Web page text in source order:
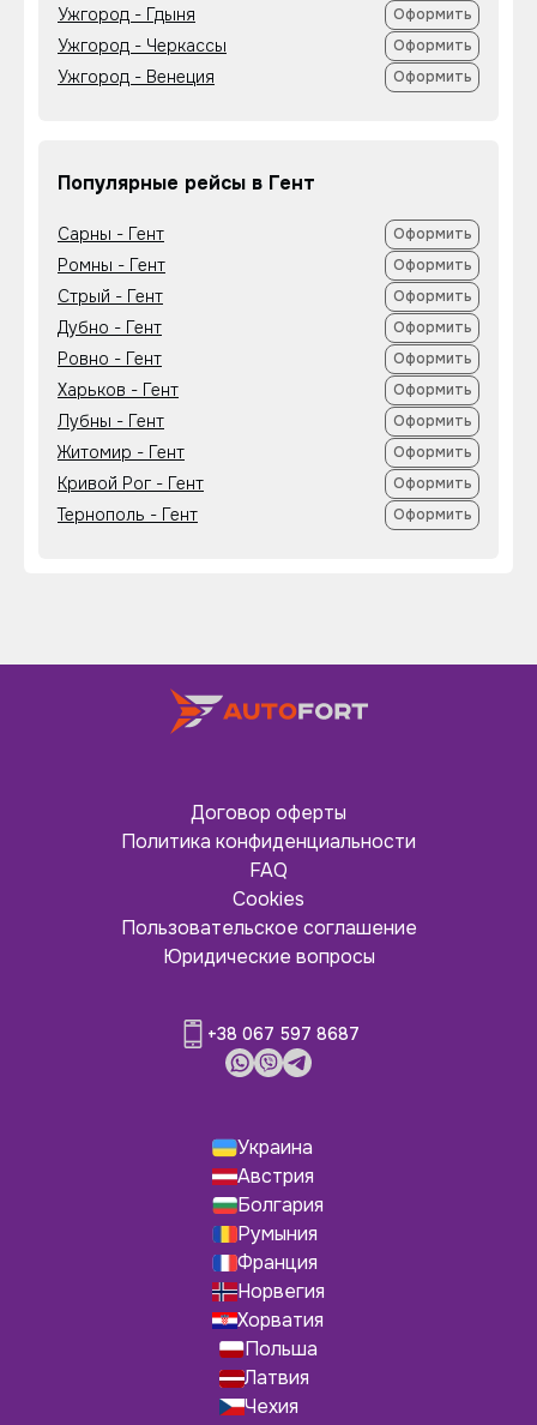
Ужгород - Гдыня Оформить
Ужгород - Черкассы Оформить
Ужгород - Венеция Оформить
Популярные рейсы в Гент
Сарны - Гент Оформить
Ромны - Гент Оформить
Стрый - Гент Оформить
Дубно - Гент Оформить
Ровно - Гент Оформить
Харьков - Гент Оформить
Лубны - Гент Оформить
Житомир - Гент Оформить
Кривой Рог - Гент Оформить
Тернополь - Гент Оформить
Договор оферты
Политика конфиденциальности
FAQ
Cookies
Пользовательское соглашение
Юридические вопросы
+38 067 597 8687
Украина
Австрия
Болгария
Румыния
Франция
Норвегия
Хорватия
Польша
Латвия
Чехия